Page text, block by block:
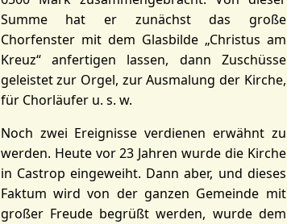
Summe hat er zunächst das große
Chorfenster mit dem Glasbilde „Christus am
Kreuz“ anfertigen lassen, dann Zuschüsse
geleistet zur Orgel, zur Ausmalung der Kirche,
für Chorläufer u. s. w.
Noch zwei Ereignisse verdienen erwähnt zu
werden. Heute vor 23 Jahren wurde die Kirche
in Castrop eingeweiht. Dann aber, und dieses
Faktum wird von der ganzen Gemeinde mit
großer Freude begrüßt werden, wurde dem